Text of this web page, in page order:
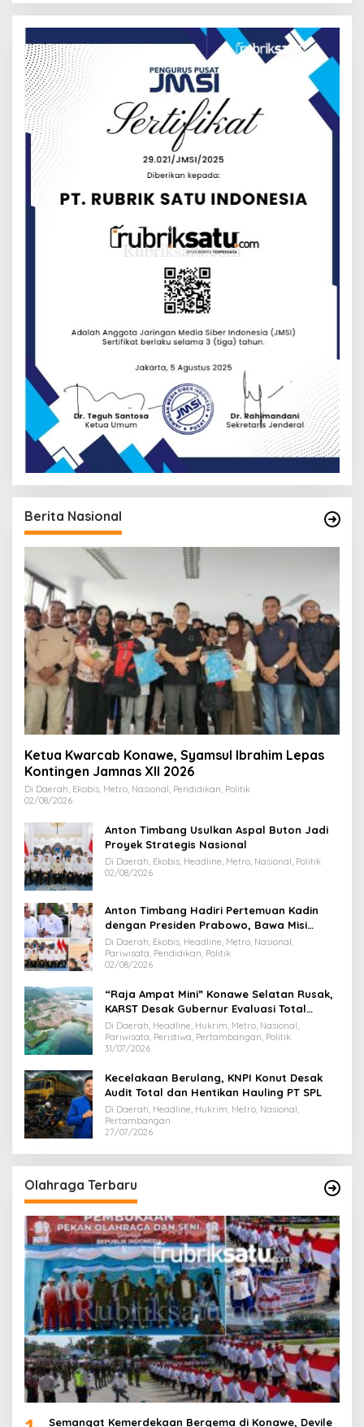
Berita Nasional
Ketua Kwarcab Konawe, Syamsul Ibrahim Lepas
Kontingen Jamnas XII 2026
Di Daerah, Ekobis, Metro, Nasional, Pendidikan, Politik
02/08/2026
Anton Timbang Usulkan Aspal Buton Jadi
Proyek Strategis Nasional
Di Daerah, Ekobis, Headline, Metro, Nasional, Politik
02/08/2026
Anton Timbang Hadiri Pertemuan Kadin
dengan Presiden Prabowo, Bawa Misi
Majukan Ekonomi Sultra
Di Daerah, Ekobis, Headline, Metro, Nasional,
Pariwisata, Pendidikan, Politik
02/08/2026
“Raja Ampat Mini” Konawe Selatan Rusak,
KARST Desak Gubernur Evaluasi Total
Dispar Sultra
Di Daerah, Headline, Hukrim, Metro, Nasional,
Pariwisata, Peristiwa, Pertambangan, Politik
31/07/2026
Kecelakaan Berulang, KNPI Konut Desak
Audit Total dan Hentikan Hauling PT SPL
Di Daerah, Headline, Hukrim, Metro, Nasional,
Pertambangan
27/07/2026
Olahraga Terbaru
Semangat Kemerdekaan Bergema di Konawe, Devile